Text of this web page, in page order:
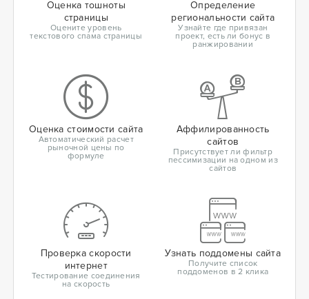
Оценка тошноты
страницы
Оцените уровень
текстового спама страницы
Определение
региональности сайта
Узнайте где привязан
проект, есть ли бонус в
ранжировании
Оценка стоимости сайта
Автоматический расчет
рыночной цены по
формуле
Аффилированность
сайтов
Присутствует ли фильтр
пессимизации на одном из
сайтов
Проверка скорости
интернет
Тестирование соединения
на скорость
Узнать поддомены сайта
Получите список
поддоменов в 2 клика